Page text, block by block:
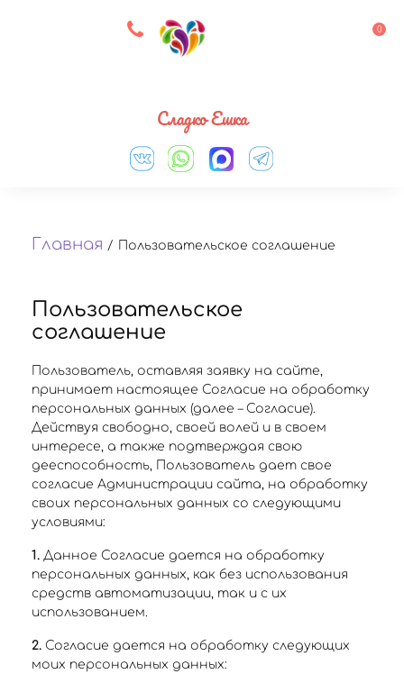
8 927 083 33 05 0
Сладко Ешка
Главная / Пользовательское соглашение
Пользовательское
соглашение
Пользователь, оставляя заявку на сайте,
принимает настоящее Согласие на обработку
персональных данных (далее – Согласие).
Действуя свободно, своей волей и в своем
интересе, а также подтверждая свою
дееспособность, Пользователь дает свое
согласие Администрации сайта, на обработку
своих персональных данных со следующими
условиями:
1. Данное Согласие дается на обработку
персональных данных, как без использования
средств автоматизации, так и с их
использованием.
2. Согласие дается на обработку следующих
моих персональных данных: